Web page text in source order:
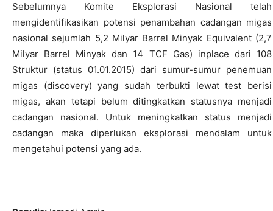
Sebelumnya Komite Eksplorasi Nasional telah
mengidentifikasikan potensi penambahan cadangan migas
nasional sejumlah 5,2 Milyar Barrel Minyak Equivalent (2,7
Milyar Barrel Minyak dan 14 TCF Gas) inplace dari 108
Struktur (status 01.01.2015) dari sumur-sumur penemuan
migas (discovery) yang sudah terbukti lewat test berisi
migas, akan tetapi belum ditingkatkan statusnya menjadi
cadangan nasional. Untuk meningkatkan status menjadi
cadangan maka diperlukan eksplorasi mendalam untuk
mengetahui potensi yang ada.